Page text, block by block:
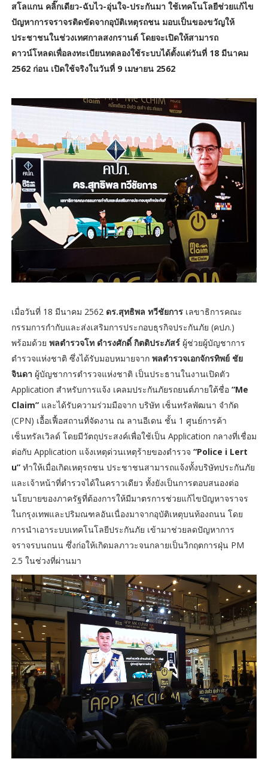
สโลแกน คลิ๊กเดียว-ฉับไว-อุ่นใจ-ประกันมา ใช้เทคโนโลยีช่วยแก้ไข
ปัญหาการจราจรติดขัดจากอุบัติเหตุรถชน มอบเป็นของขวัญให้
ประชาชนในช่วงเทศกาลสงกรานต์ โดยจะเปิดให้สามารถ
ดาวน์โหลดเพื่อลงทะเบียนทดลองใช้ระบบได้ตั้งแต่วันที่ 18 มีนาคม
2562 ก่อน เปิดใช้จริงในวันที่ 9 เมษายน 2562
เมื่อวันที่ 18 มีนาคม 2562 ดร.สุทธิพล ทวีชัยการ เลขาธิการคณะ
กรรมการกำกับและส่งเสริมการประกอบธุรกิจประกันภัย (คปภ.)
พร้อมด้วย พลตำรวจโท ดำรงศักดิ์ กิตติประภัสร์ผู้ช่วยผู้บัญชาการ
ตำรวจแห่งชาติ ซึ่งได้รับมอบหมายจากพลตำรวจเอกจักรทิพย์ ชัย
จินดา ผู้บัญชาการตำรวจแห่งชาติ เป็นประธานในงานเปิดตัว
Application สำหรับการแจ้ง เคลมประกันภัยรถยนต์ภายใต้ชื่อ “Me
Claim” และได้รับความร่วมมือจาก บริษัท เซ็นทรัลพัฒนา จำกัด
(CPN) เอื้อเฟื้อสถานที่จัดงาน ณ ลานอีเดน ชั้น 1 ศูนย์การค้า
เซ็นทรัลเวิลด์ โดยมีวัตถุประสงค์เพื่อใช้เป็น Application กลางที่เชื่อม
ต่อกับ Application แจ้งเหตุด่วนเหตุร้ายของตำรวจ “Police i Lert
u” ทำให้เมื่อเกิดเหตุรถชน ประชาชนสามารถแจ้งทั้งบริษัทประกันภัย
และเจ้าหน้าที่ตำรวจได้ในคราวเดียว ทั้งยังเป็นการตอบสนองต่อ
นโยบายของภาครัฐที่ต้องการให้มีมาตรการช่วยแก้ไขปัญหาจราจร
ในกรุงเทพและปริมณฑลอันเนื่องมาจากอุบัติเหตุบนท้องถนน โดย
การนำเอาระบบเทคโนโลยีประกันภัย เข้ามาช่วยลดปัญหาการ
จราจรบนถนน ซึ่งก่อให้เกิดมลภาวะจนกลายเป็นวิกฤตการฝุ่น PM
2.5 ในช่วงที่ผ่านมา